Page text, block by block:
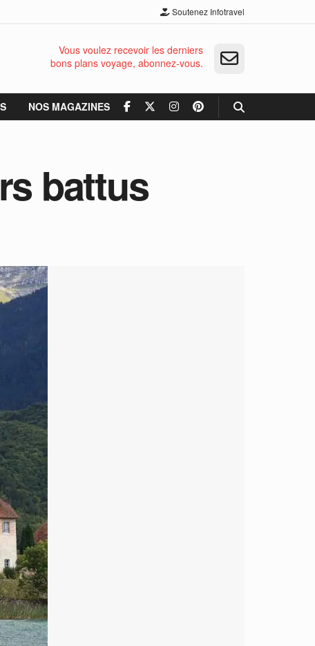
Soutenez Infotravel
Vous voulez recevoir les derniers
bons plans voyage, abonnez-vous.
NOS MAGAZINES
battus